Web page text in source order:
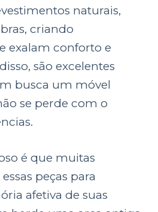
naturais,
criando
exalam conforto e
são excelentes
busca um móvel
se perde com o
é que muitas
peças para
afetiva de suas